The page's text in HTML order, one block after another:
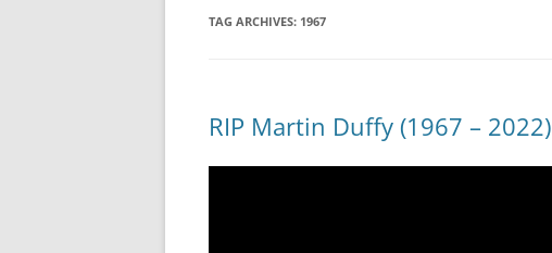
TAG ARCHIVES: 1967
RIP Martin Duffy (1967 – 2022)